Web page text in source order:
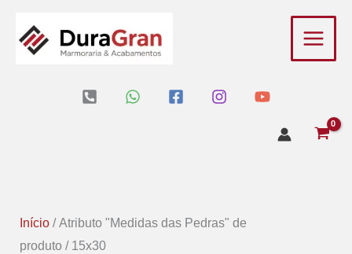
para
Início/ Atributo "Medidas das Pedras" de
produto / 15x30